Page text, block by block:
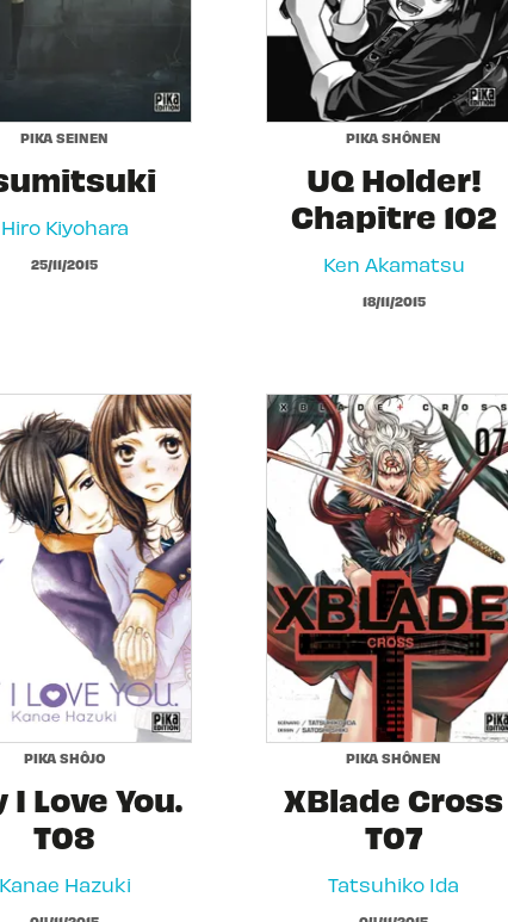
PIKA SEINEN
Hiro Kiyohara
25/11/2015
PIKA SHÔNEN
UQ Holder!
Chapitre 102
Ken Akamatsu
18/11/2015
PIKA SHÔJO
I Love You.
T08
Kanae Hazuki
PIKA SHÔNEN
XBlade Cross
T07
Tatsuhiko Ida